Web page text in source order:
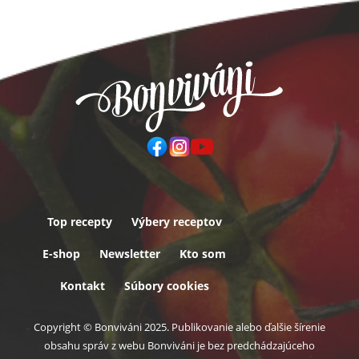
Top recepty Výbery receptov
E-shop Newsletter Kto som
Kontakt Súbory cookies
Copyright © Bonviváni 2025. Publikovanie alebo ďalšie šírenie
obsahu správ z webu Bonviváni je bez predchádzajúceho